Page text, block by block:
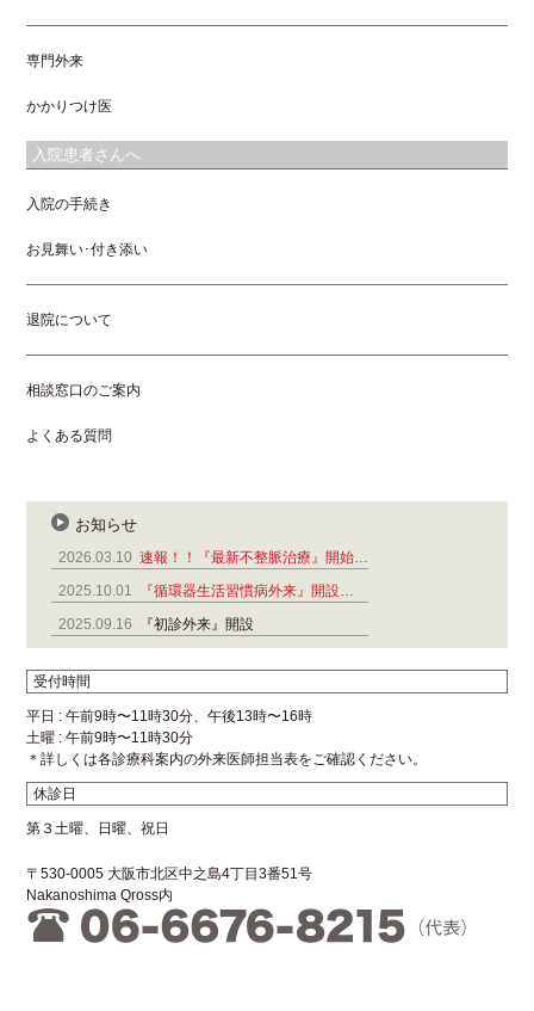
専門外来
かかりつけ医
入院患者さんへ
入院の手続き
お見舞い･付き添い
退院について
相談窓口のご案内
よくある質問
お知らせ
2026.03.10 速報！！『最新不整脈治療』開始…
2025.10.01
『循環器生活習慣病外来』開設…
2025.09.16
『初診外来』開設
受付時間
平日 : 午前9時〜11時30分、午後13時〜16時
土曜 : 午前9時〜11時30分
＊詳しくは各診療科案内の外来医師担当表をご確認ください。
休診日
第３土曜、日曜、祝日
〒530-0005 大阪市北区中之島4丁目3番51号
Nakanoshima Qross内